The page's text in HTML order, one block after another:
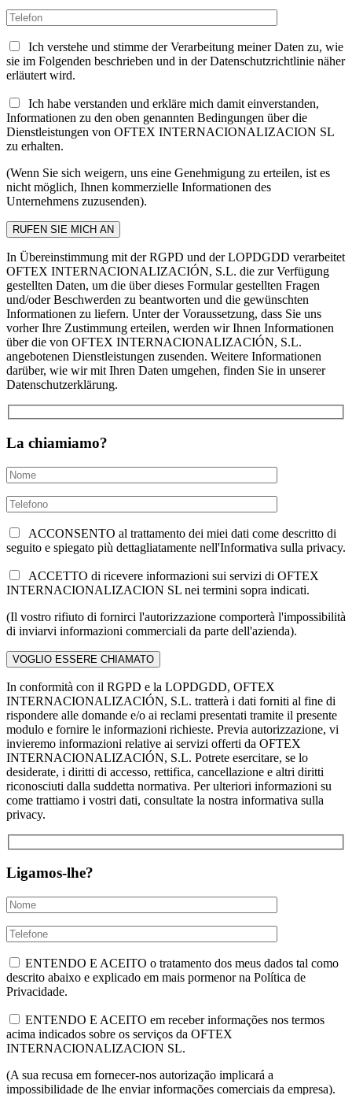
Ich verstehe und stimme der Verarbeitung meiner Daten zu, wie
sie im Folgenden beschrieben und in der Datenschutzrichtlinie näher
erläutert wird.
Ich habe verstanden und erkläre mich damit einverstanden,
Informationen zu den oben genannten Bedingungen über die
Dienstleistungen von OFTEX INTERNACIONALIZACION SL
zu erhalten.
(Wenn Sie sich weigern, uns eine Genehmigung zu erteilen, ist es
nicht möglich, Ihnen kommerzielle Informationen des
Unternehmens zuzusenden).
In Übereinstimmung mit der RGPD und der LOPDGDD verarbeitet
OFTEX INTERNACIONALIZACIÓN, S.L. die zur Verfügung
gestellten Daten, um die über dieses Formular gestellten Fragen
und/oder Beschwerden zu beantworten und die gewünschten
Informationen zu liefern. Unter der Voraussetzung, dass Sie uns
vorher Ihre Zustimmung erteilen, werden wir Ihnen Informationen
über die von OFTEX INTERNACIONALIZACIÓN, S.L.
angebotenen Dienstleistungen zusenden. Weitere Informationen
darüber, wie wir mit Ihren Daten umgehen, finden Sie in unserer
Datenschutzerklärung.
La chiamiamo?
ACCONSENTO al trattamento dei miei dati come descritto di
seguito e spiegato più dettagliatamente nell'Informativa sulla privacy.
ACCETTO di ricevere informazioni sui servizi di OFTEX
INTERNACIONALIZACION SL nei termini sopra indicati.
(Il vostro rifiuto di fornirci l'autorizzazione comporterà l'impossibilità
di inviarvi informazioni commerciali da parte dell'azienda).
In conformità con il RGPD e la LOPDGDD, OFTEX
INTERNACIONALIZACIÓN, S.L. tratterà i dati forniti al fine di
rispondere alle domande e/o ai reclami presentati tramite il presente
modulo e fornire le informazioni richieste. Previa autorizzazione, vi
invieremo informazioni relative ai servizi offerti da OFTEX
INTERNACIONALIZACIÓN, S.L. Potrete esercitare, se lo
desiderate, i diritti di accesso, rettifica, cancellazione e altri diritti
riconosciuti dalla suddetta normativa. Per ulteriori informazioni su
come trattiamo i vostri dati, consultate la nostra informativa sulla
privacy.
Ligamos-lhe?
ENTENDO E ACEITO o tratamento dos meus dados tal como
descrito abaixo e explicado em mais pormenor na Política de
Privacidade.
ENTENDO E ACEITO em receber informações nos termos
acima indicados sobre os serviços da OFTEX
INTERNACIONALIZACION SL.
(A sua recusa em fornecer-nos autorização implicará a
impossibilidade de lhe enviar informações comerciais da empresa).